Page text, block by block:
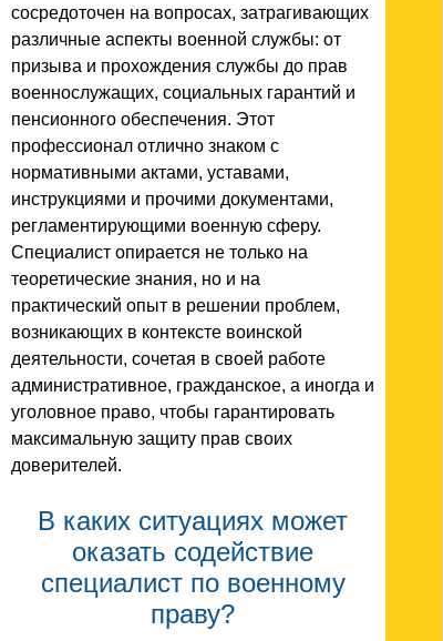
сосредоточен на вопросах, затрагивающих
различные аспекты военной службы: от
призыва и прохождения службы до прав
военнослужащих, социальных гарантий и
пенсионного обеспечения. Этот
профессионал отлично знаком с
нормативными актами, уставами,
инструкциями и прочими документами,
регламентирующими военную сферу.
Специалист опирается не только на
теоретические знания, но и на
практический опыт в решении проблем,
возникающих в контексте воинской
деятельности, сочетая в своей работе
административное, гражданское, а иногда и
уголовное право, чтобы гарантировать
максимальную защиту прав своих
доверителей.
В каких ситуациях может
оказать содействие
специалист по военному
праву?